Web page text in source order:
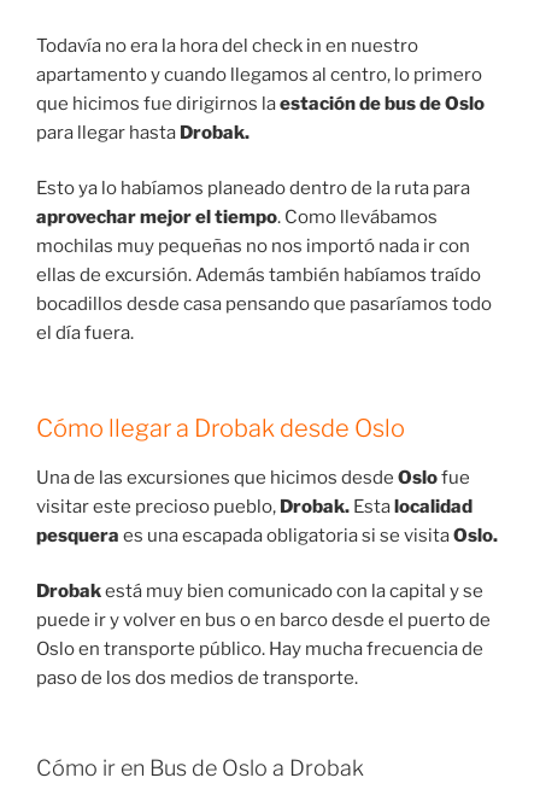
Todavía no era la hora del check in en nuestro
apartamento y cuando llegamos al centro, lo primero
que hicimos fue dirigirnos laestación de bus de Oslo
para llegar hasta Drobak.
Esto ya lo habíamos planeado dentro de la ruta para
aprovechar mejor el tiempo. Como llevábamos
mochilas muy pequeñas no nos importó nada ir con
ellas de excursión. Además también habíamos traído
bocadillos desde casa pensando que pasaríamos todo
el día fuera.
Cómo llegar a Drobak desde Oslo
Una de las excursiones que hicimos desde Oslofue
visitar este precioso pueblo, Drobak. Estalocalidad
pesquera es una escapada obligatoria si se visitaOslo.
Drobakestá muy bien comunicado con la capital y se
puede ir y volver en bus o en barco desde el puerto de
Oslo en transporte público. Hay mucha frecuencia de
paso de los dos medios de transporte.
Cómo ir en Bus de Oslo a Drobak